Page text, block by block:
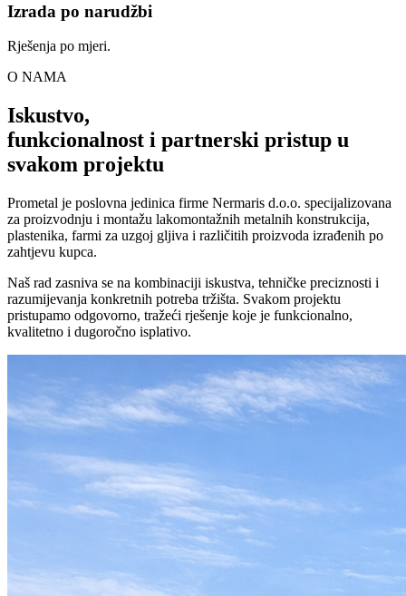
Izrada po narudžbi
Rješenja po mjeri.
O NAMA
Iskustvo,
funkcionalnost i partnerski pristup u
svakom projektu
Prometal je poslovna jedinica firme Nermaris d.o.o. specijalizovana
za proizvodnju i montažu lakomontažnih metalnih konstrukcija,
plastenika, farmi za uzgoj gljiva i različitih proizvoda izrađenih po
zahtjevu kupca.
Naš rad zasniva se na kombinaciji iskustva, tehničke preciznosti i
razumijevanja konkretnih potreba tržišta. Svakom projektu
pristupamo odgovorno, tražeći rješenje koje je funkcionalno,
kvalitetno i dugoročno isplativo.